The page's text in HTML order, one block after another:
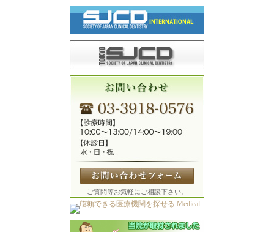
ご質問等お気軽にご相談下さい。